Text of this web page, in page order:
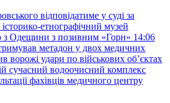
відповідатиме у суді за
етнографічний музей
з Одещини з позивним «Горн» 14:06
метадон у двох медичних
ворожі удари по військових обʼєктах
сучасний водоочисний комплекс
фахівців медичного центру